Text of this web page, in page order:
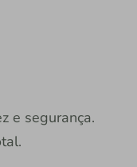
e segurança.